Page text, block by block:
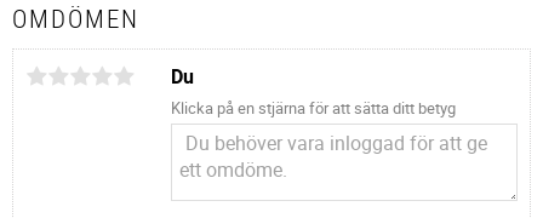
OMDÖMEN
Du
Klicka på en stjärna för att sätta ditt betyg